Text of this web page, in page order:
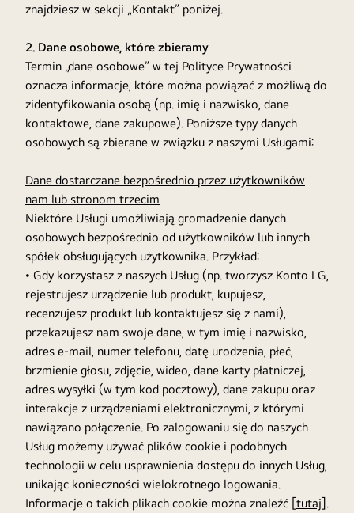
znajdziesz w sekcji „Kontakt” poniżej.
2. Dane osobowe, które zbieramy
Termin „dane osobowe” w tej Polityce Prywatności
oznacza informacje, które można powiązać z możliwą do
zidentyfikowania osobą (np. imię i nazwisko, dane
kontaktowe, dane zakupowe). Poniższe typy danych
osobowych są zbierane w związku z naszymi Usługami:
Dane dostarczane bezpośrednio przez użytkowników
nam lub stronom trzecim
Niektóre Usługi umożliwiają gromadzenie danych
osobowych bezpośrednio od użytkowników lub innych
spółek obsługujących użytkownika. Przykład:
• Gdy korzystasz z naszych Usług (np. tworzysz Konto LG,
rejestrujesz urządzenie lub produkt, kupujesz,
recenzujesz produkt lub kontaktujesz się z nami),
przekazujesz nam swoje dane, w tym imię i nazwisko,
adres e-mail, numer telefonu, datę urodzenia, płeć,
brzmienie głosu, zdjęcie, wideo, dane karty płatniczej,
adres wysyłki (w tym kod pocztowy), dane zakupu oraz
interakcje z urządzeniami elektronicznymi, z którymi
nawiązano połączenie. Po zalogowaniu się do naszych
Usług możemy używać plików cookie i podobnych
technologii w celu usprawnienia dostępu do innych Usług,
unikając konieczności wielokrotnego logowania.
Informacje o takich plikach cookie można znaleźć [tutaj].